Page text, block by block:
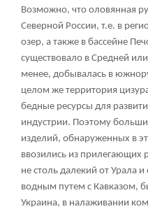
Возможно, что оловянная
Северной России, т.е. в
озер, а также в бассейне
существовало в Средней
менее, добывалась в
целом же территория
бедные ресурсы для
индустрии. Поэтому
изделий, обнаруженных в
ввозились из прилегающих
не столь далекий от Урала
водным путем с Кавказом,
Украина, в налаживании